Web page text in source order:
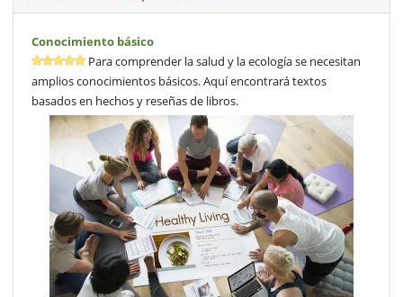
Conocimiento básico
Para comprender la salud y la ecología se necesitan
amplios conocimientos básicos. Aquí encontrará textos
basados en hechos y reseñas de libros.